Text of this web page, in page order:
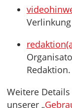
Redaktion.
Weitere
unserer „